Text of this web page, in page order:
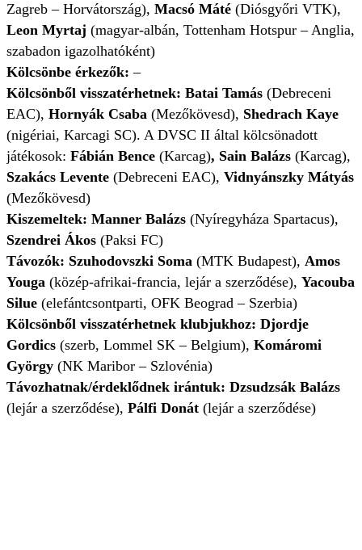
Zagreb – Horvátország), Macsó Máté (Diósgyőri VTK),
Leon Myrtaj (magyar-albán, Tottenham Hotspur – Anglia,
szabadon igazolhatóként)
Kölcsönbe érkezők: –
Kölcsönből visszatérhetnek: Batai Tamás (Debreceni
EAC), Hornyák Csaba (Mezőkövesd), Shedrach Kaye
(nigériai, Karcagi SC). A DVSC II által kölcsönadott
játékosok: Fábián Bence (Karcag), Sain Balázs (Karcag),
Szakács Levente (Debreceni EAC), Vidnyánszky Mátyás
(Mezőkövesd)
Kiszemeltek: Manner Balázs (Nyíregyháza Spartacus),
Szendrei Ákos (Paksi FC)
Távozók: Szuhodovszki Soma (MTK Budapest), Amos
Youga (közép-afrikai-francia, lejár a szerződése), Yacouba
Silue (elefántcsontparti, OFK Beograd – Szerbia)
Kölcsönből visszatérhetnek klubjukhoz: Djordje
Gordics (szerb, Lommel SK – Belgium), Komáromi
György (NK Maribor – Szlovénia)
Távozhatnak/érdeklődnek irántuk: Dzsudzsák Balázs
(lejár a szerződése), Pálfi Donát (lejár a szerződése)